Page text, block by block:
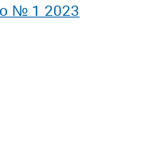
№ 1 2023